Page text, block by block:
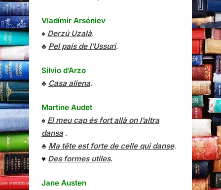
Vladímir Arséniev
♠ Derzú Uzalà.
♣ Pel país de l’Ussuri.
Silvio d’Arzo
♣ Casa aliena.
Martine Audet
♠ El meu cap és fort allà on l’altra
dansa.
♣ Ma tête est forte de celle qui danse.
♥ Des formes utiles.
Jane Austen